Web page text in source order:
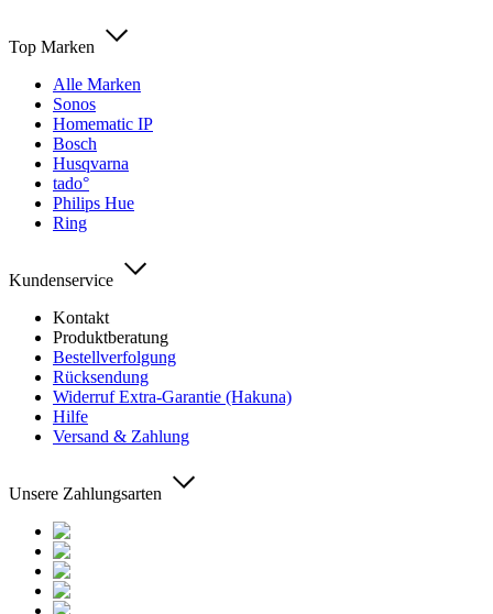
Top Marken
Alle Marken
Sonos
Homematic IP
Bosch
Husqvarna
tado°
Philips Hue
Ring
Kundenservice
Kontakt
Produktberatung
Bestellverfolgung
Rücksendung
Widerruf Extra-Garantie (Hakuna)
Hilfe
Versand & Zahlung
Unsere Zahlungsarten